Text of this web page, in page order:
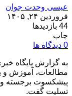
عیسی وحدت جوان
فروردین ۲۴, ۱۴۰۵
44 بازدیدها
چاپ
0 دیدگاه ها
به گزارش پایگاه
مطالعات، آموزش و
پیشکسوت برجسته و
تسلیت گفت.